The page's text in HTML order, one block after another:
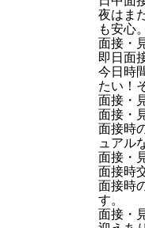
夜はま
も安心
面接・
即日面
今日時
たい！
面接・
面接・
面接時
ュアル
面接・
面接時
面接時
す。
面接・